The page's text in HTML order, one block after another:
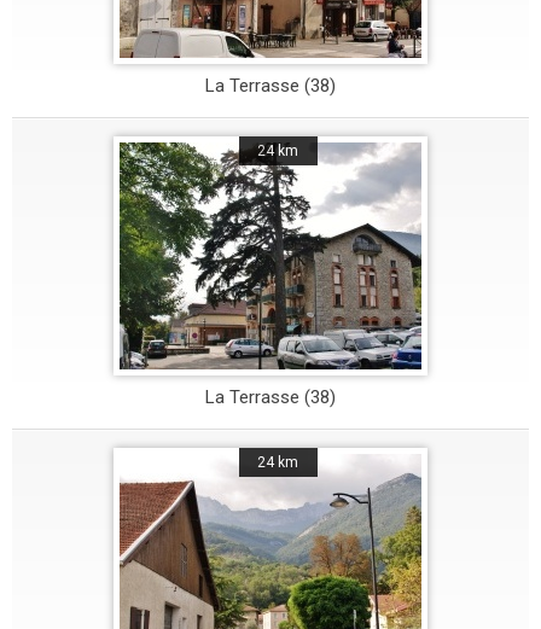
La Terrasse (38)
24 km
La Terrasse (38)
24 km